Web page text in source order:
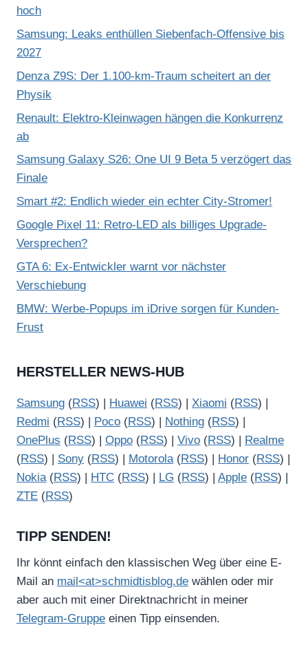
hoch
Samsung: Leaks enthüllen Siebenfach-Offensive bis
2027
Denza Z9S: Der 1.100-km-Traum scheitert an der
Physik
Renault: Elektro-Kleinwagen hängen die Konkurrenz
ab
Samsung Galaxy S26: One UI 9 Beta 5 verzögert das
Finale
Smart #2: Endlich wieder ein echter City-Stromer!
Google Pixel 11: Retro-LED als billiges Upgrade-
Versprechen?
GTA 6: Ex-Entwickler warnt vor nächster
Verschiebung
BMW: Werbe-Popups im iDrive sorgen für Kunden-
Frust
HERSTELLER NEWS-HUB
Samsung (RSS) | Huawei (RSS) | Xiaomi (RSS) |
Redmi (RSS) | Poco (RSS) | Nothing (RSS) |
OnePlus (RSS) | Oppo (RSS) | Vivo (RSS) |
Realme
(RSS) | Sony (RSS) | Motorola(RSS) | Honor (RSS) |
Nokia(RSS) | HTC (RSS) | LG (RSS) | Apple (RSS) |
ZTE (RSS)
TIPP SENDEN!
Ihr könnt einfach den klassischen Weg über eine E-
Mail an mail<at>schmidtisblog.de wählen oder mir
aber auch mit einer Direktnachricht in meiner
Telegram-Gruppe einen Tipp einsenden.